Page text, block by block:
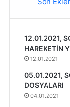
Son
12.01.2021,
HAREKETİN
12.01.2021
05.01.2021,
DOSYALARI
04.01.2021